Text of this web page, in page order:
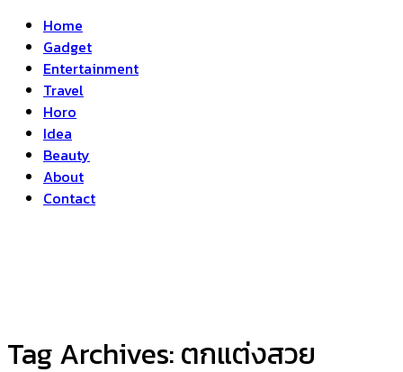
Home
Gadget
Entertainment
Travel
Horo
Idea
Beauty
About
Contact
Tag Archives:ตกแต่งสวย